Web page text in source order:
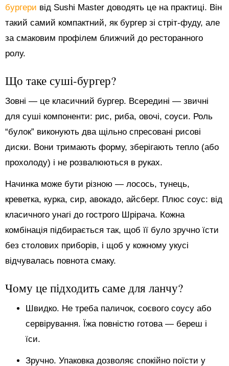
бургери від Sushi Master доводять це на практиці. Він
такий самий компактний, як бургер зі стріт-фуду, але
за смаковим профілем ближчий до ресторанного
ролу.
Що таке суші-бургер?
Зовні — це класичний бургер. Всередині — звичні
для суші компоненти: рис, риба, овочі, соуси. Роль
“булок” виконують два щільно спресовані рисові
диски. Вони тримають форму, зберігають тепло (або
прохолоду) і не розвалюються в руках.
Начинка може бути різною — лосось, тунець,
креветка, курка, сир, авокадо, айсберг. Плюс соус: від
класичного унагі до гострого Шрірача. Кожна
комбінація підбирається так, щоб її було зручно їсти
без столових приборів, і щоб у кожному укусі
відчувалась повнота смаку.
Чому це підходить саме для ланчу?
Швидко. Не треба паличок, соєвого соусу або
сервірування. Їжа повністю готова — береш і
їси.
Зручно. Упаковка дозволяє спокійно поїсти у